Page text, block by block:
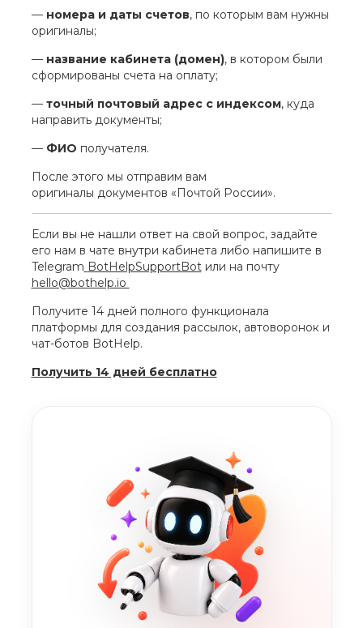
— номера и даты счетов, по которым вам нужны
оригиналы;
— название кабинета (домен), в котором были
сформированы счета на оплату;
— точный почтовый адрес с индексом, куда
направить документы;
— ФИО получателя.
После этого мы отправим вам
оригиналы документов «Почтой России».
Если вы не нашли ответ на свой вопрос, задайте
его нам в чате внутри кабинета либо напишите в
Telegram BotHelpSupportBotили на почту
hello@bothelp.io
Получите 14 дней полного функционала
платформы для создания рассылок, автоворонок и
чат-ботов BotHelp.
Получить 14 дней бесплатно